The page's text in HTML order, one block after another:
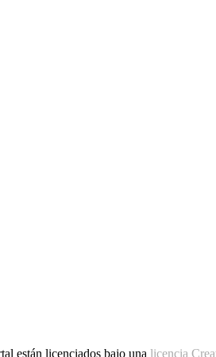
están licenciados bajo una licencia